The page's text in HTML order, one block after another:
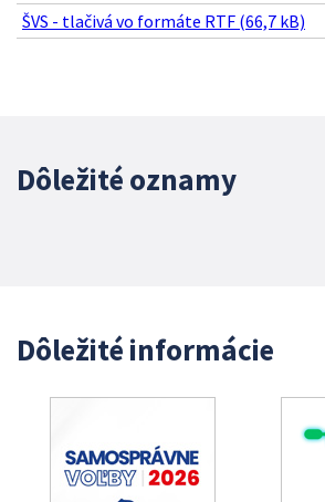
ŠVS - tlačivá vo formáte RTF (66,7 kB)
Dôležité oznamy
Dôležité informácie